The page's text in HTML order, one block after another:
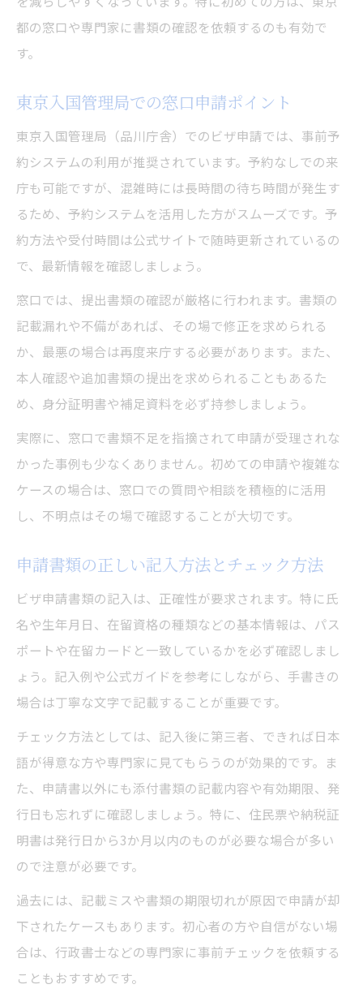
都の窓口や専門家に書類の確認を依頼するのも有効で
す。
東京入国管理局での窓口申請ポイント
東京入国管理局（品川庁舎）でのビザ申請では、事前予
約システムの利用が推奨されています。予約なしでの来
庁も可能ですが、混雑時には長時間の待ち時間が発生す
るため、予約システムを活用した方がスムーズです。予
約方法や受付時間は公式サイトで随時更新されているの
で、最新情報を確認しましょう。
窓口では、提出書類の確認が厳格に行われます。書類の
記載漏れや不備があれば、その場で修正を求められる
か、最悪の場合は再度来庁する必要があります。また、
本人確認や追加書類の提出を求められることもあるた
め、身分証明書や補足資料を必ず持参しましょう。
実際に、窓口で書類不足を指摘されて申請が受理されな
かった事例も少なくありません。初めての申請や複雑な
ケースの場合は、窓口での質問や相談を積極的に活用
し、不明点はその場で確認することが大切です。
申請書類の正しい記入方法とチェック方法
ビザ申請書類の記入は、正確性が要求されます。特に氏
名や生年月日、在留資格の種類などの基本情報は、パス
ポートや在留カードと一致しているかを必ず確認しまし
ょう。記入例や公式ガイドを参考にしながら、手書きの
場合は丁寧な文字で記載することが重要です。
チェック方法としては、記入後に第三者、できれば日本
語が得意な方や専門家に見てもらうのが効果的です。ま
た、申請書以外にも添付書類の記載内容や有効期限、発
行日も忘れずに確認しましょう。特に、住民票や納税証
明書は発行日から3か月以内のものが必要な場合が多い
ので注意が必要です。
過去には、記載ミスや書類の期限切れが原因で申請が却
下されたケースもあります。初心者の方や自信がない場
合は、行政書士などの専門家に事前チェックを依頼する
こともおすすめです。